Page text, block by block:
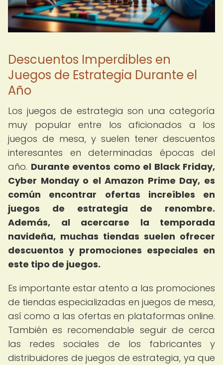
Descuentos Imperdibles en
Juegos de Estrategia Durante el
Año
Los juegos de estrategia son una categoría
muy popular entre los aficionados a los
juegos de mesa, y suelen tener descuentos
interesantes en determinadas épocas del
año. Durante eventos como el Black Friday,
Cyber Monday o el Amazon Prime Day, es
común encontrar ofertas increíbles en
juegos de estrategia de renombre.
Además, al acercarse la temporada
navideña, muchas tiendas suelen ofrecer
descuentos y promociones especiales en
este tipo de juegos.
Es importante estar atento a las promociones
de tiendas especializadas en juegos de mesa,
así como a las ofertas en plataformas online.
También es recomendable seguir de cerca
las redes sociales de los fabricantes y
distribuidores de juegos de estrategia, ya que